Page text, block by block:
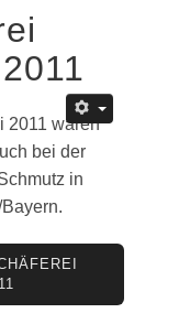
2011 waren
bei der
in